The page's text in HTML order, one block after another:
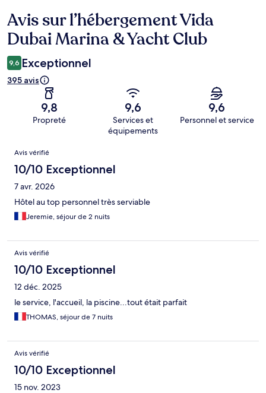
Avis
Avis sur l’hébergement Vida
Dubai Marina & Yacht Club
9,6 Exceptionnel
395 avis
9,8
Propreté
9,6
Services et
équipements
9,6
Personnel et service
Avis
Avis vérifié
10/10 Exceptionnel
7 avr. 2026
Hôtel au top personnel très serviable
Jeremie, séjour de 2 nuits
Avis vérifié
10/10 Exceptionnel
12 déc. 2025
le service, l'accueil, la piscine...tout était parfait
THOMAS, séjour de 7 nuits
Avis vérifié
10/10 Exceptionnel
15 nov. 2023